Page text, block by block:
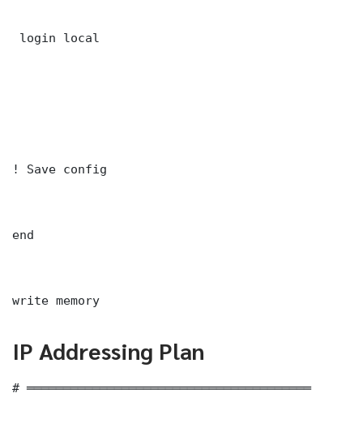
login local
! Save config
end
write memory
IP Addressing Plan
# ═══════════════════════════════════════